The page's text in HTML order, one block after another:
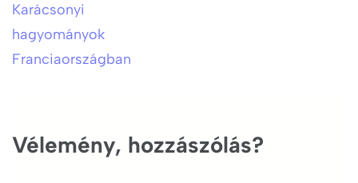
Bejegyzés
navigáció
Karácsonyi
hagyományok
Franciaországban
Vélemény, hozzászólás?